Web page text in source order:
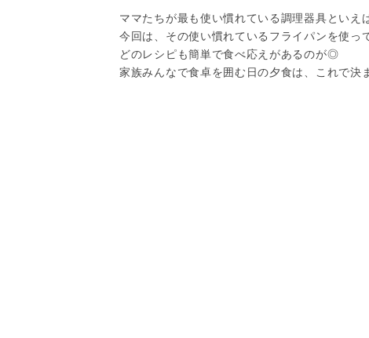
ママたちが最も使い慣れている調理器具といえ
今回は、その使い慣れているフライパンを使っ
どのレシピも簡単で食べ応えがあるのが◎
家族みんなで食卓を囲む日の夕食は、これで決